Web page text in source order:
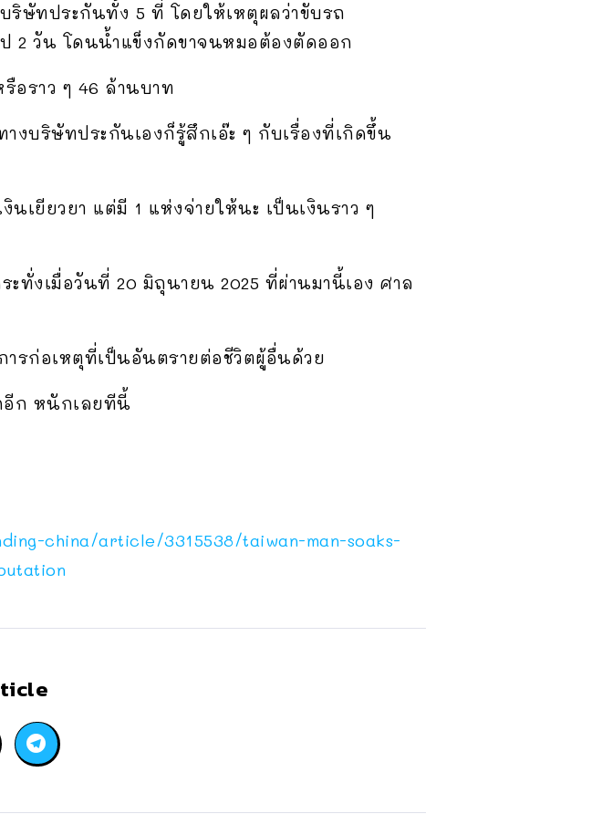
ริษัทประกันทั้ง 5 ที่ โดยให้เหตุผลว่าขับรถ
2 วัน โดนน้ำแข็งกัดขาจนหมอต้องตัดออก
อราว ๆ 46 ล้านบาท
างบริษัทประกันเองก็รู้สึกเอ๊ะ ๆ กับเรื่องที่เกิดขึ้น
เยียวยา แต่มี 1 แห่งจ่ายให้นะ เป็นเงินราว ๆ
ทั่งเมื่อวันที่ 20 มิถุนายน 2025 ที่ผ่านมานี้เอง ศาล
รก่อเหตุที่เป็นอันตรายต่อชีวิตผู้อื่นด้วย
อีก หนักเลยทีนี้
china/article/3315538/taiwan-man-soaks-